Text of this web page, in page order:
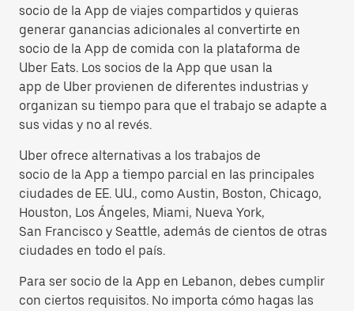
socio de la App de viajes compartidos y quieras
generar ganancias adicionales al convertirte en
socio de la App de comida con la plataforma de
Uber Eats. Los socios de la App que usan la
app de Uber provienen de diferentes industrias y
organizan su tiempo para que el trabajo se adapte a
sus vidas y no al revés.
Uber ofrece alternativas a los trabajos de
socio de la App a tiempo parcial en las principales
ciudades de EE. UU., como Austin, Boston, Chicago,
Houston, Los Ángeles, Miami, Nueva York,
San Francisco y Seattle, además de cientos de otras
ciudades en todo el país.
Para ser socio de la App en Lebanon, debes cumplir
con ciertos requisitos. No importa cómo hagas las